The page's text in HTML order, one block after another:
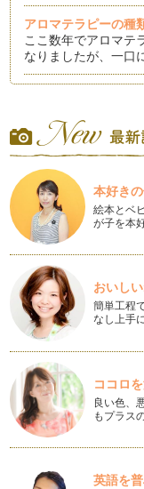
アロマテラピーの種
ここ数年でアロマテ
なりましたが、一口
す。心も体もホルモ
五月病対策にメンタ
新年度や新学期が始
の不調を、俗に５
震災被災地でのメン
前回は、仙台での仕
の可能性を見出した
震災被災地でのメン
こんにちは。小池明
仙台へ行ってきまし
認知症にアロマもい
某番組で、アロマが
もの、アロマオイル
メンタルバランスを
バランスという言葉
本好き
絵本とベ
が子を本
おいし
簡単工程
なし上手
ココロ
良い色、
もプラス
英語を